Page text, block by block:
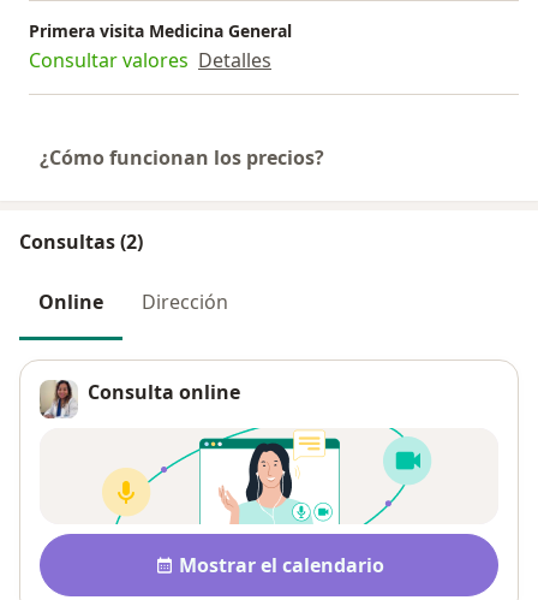
Primera visita Medicina General
Consultar valores Detalles
¿Cómo funcionan los precios?
Consultas (2)
Online Dirección
Consulta online
Disponibilidad
Mostrar el calendario